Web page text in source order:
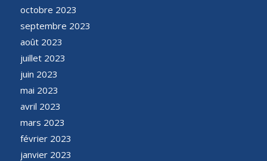
octobre 2023
septembre 2023
août 2023
juillet 2023
juin 2023
mai 2023
avril 2023
mars 2023
février 2023
janvier 2023